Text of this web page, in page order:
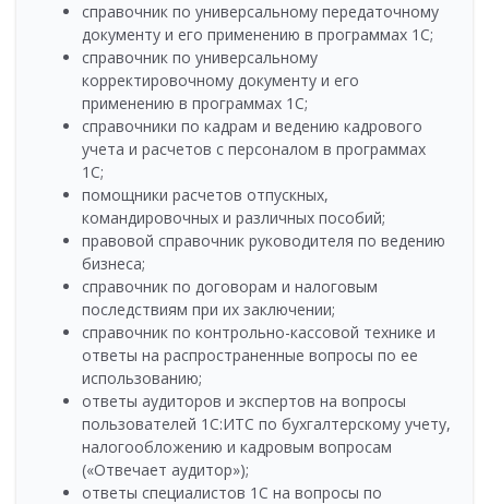
справочник по универсальному передаточному
документу и его применению в программах 1С;
справочник по универсальному
корректировочному документу и его
применению в программах 1С;
справочники по кадрам и ведению кадрового
учета и расчетов с персоналом в программах
1С;
помощники расчетов отпускных,
командировочных и различных пособий;
правовой справочник руководителя по ведению
бизнеса;
справочник по договорам и налоговым
последствиям при их заключении;
справочник по контрольно-кассовой технике и
ответы на распространенные вопросы по ее
использованию;
ответы аудиторов и экспертов на вопросы
пользователей 1C:ИТС по бухгалтерскому учету,
налогообложению и кадровым вопросам
(«Отвечает аудитор»);
ответы специалистов 1С на вопросы по